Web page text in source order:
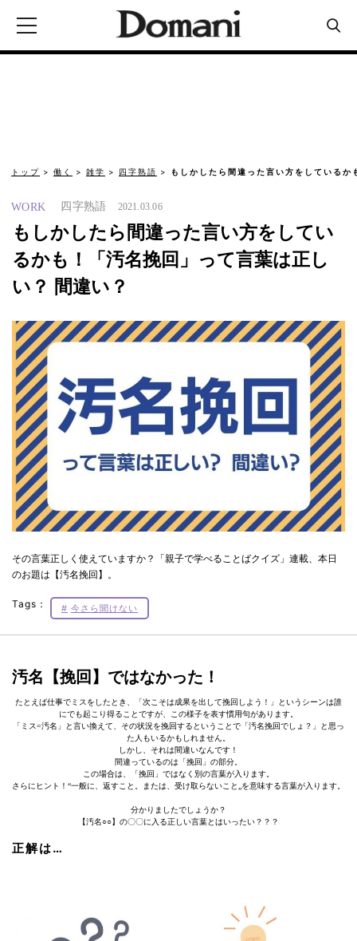
トップ 働く 雑学 四字熟語 もしかしたら間違った言い方をしている
WORK 四字熟語 2021.03.06
もしかしたら間違った言い方をしてい
るかも！「汚名挽回」って言葉は正し
い？ 間違い？
その言葉正しく使えていますか？「親子で学べることばクイズ」連載、本日
のお題は【汚名挽回】。
Tags： 今さら聞けない
汚名【挽回】ではなかった！
たとえば仕事でミスをしたとき、「次こそは成果を出して挽回しよう！」というシーンは誰
にでも起こり得ることですが、この様子を表す慣用句があります。
「ミス=汚名」と言い換えて、その状況を挽回するということで「汚名挽回でしょ？」と思っ
た人もいるかもしれません。
しかし、それは間違いなんです！
間違っているのは「挽回」の部分。
この場合は、「挽回」ではなく別の言葉が入ります。
さらにヒント！“一般に、返すこと。または、受け取らないこと„を意味する言葉が入ります。
分かりましたでしょうか？
【汚名○○】の〇〇に入る正しい言葉とはいったい？？？
正解は…